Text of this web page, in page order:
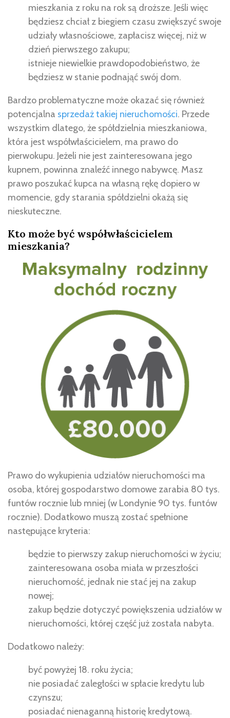
mieszkania z roku na rok są droższe. Jeśli więc
będziesz chciał z biegiem czasu zwiększyć swoje
udziały własnościowe, zapłacisz więcej, niż w
dzień pierwszego zakupu;
istnieje niewielkie prawdopodobieństwo, że
będziesz w stanie podnająć swój dom.
Bardzo problematyczne może okazać się również
potencjalna sprzedaż takiej nieruchomości. Przede
wszystkim dlatego, że spółdzielnia mieszkaniowa,
która jest współwłaścicielem, ma prawo do
pierwokupu. Jeżeli nie jest zainteresowana jego
kupnem, powinna znaleźć innego nabywcę. Masz
prawo poszukać kupca na własną rękę dopiero w
momencie, gdy starania spółdzielni okażą się
nieskuteczne.
Kto może być współwłaścicielem
mieszkania?
Prawo do wykupienia udziałów nieruchomości ma
osoba, której gospodarstwo domowe zarabia 80 tys.
funtów rocznie lub mniej (w Londynie 90 tys. funtów
rocznie). Dodatkowo muszą zostać spełnione
następujące kryteria:
będzie to pierwszy zakup nieruchomości w życiu;
zainteresowana osoba miała w przeszłości
nieruchomość, jednak nie stać jej na zakup
nowej;
zakup będzie dotyczyć powiększenia udziałów w
nieruchomości, której część już została nabyta.
Dodatkowo należy:
być powyżej 18. roku życia;
nie posiadać zaległości w spłacie kredytu lub
czynszu;
posiadać nienaganną historię kredytową.